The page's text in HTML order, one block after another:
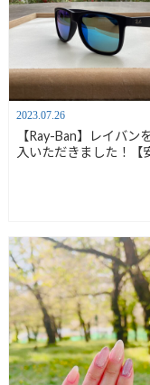
2023.07.26
【Ray-Ban】レイバン
入いただきました！【